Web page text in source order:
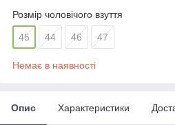
Розмір чоловічого взуття
45 44 46 47
Немає в наявності
Опис Характеристики